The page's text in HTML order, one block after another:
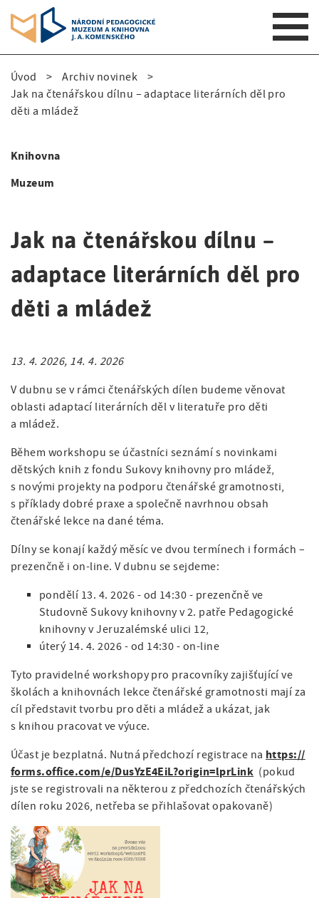
D
r
k
o
v
v
i
g
a
c
e
Úvod
Archiv novinek
Jak na čtenářskou dílnu – adaptace literárních děl pro
děti a mládež
Jak na čtenářskou dílnu –
adaptace literárních děl pro
děti a mládež
13. 4. 2026, 14. 4. 2026
V dubnu se v rámci čtenářských dílen budeme věnovat
oblasti adaptací literárních děl v literatuře pro děti
a mládež.
Během workshopu se účastníci seznámí s novinkami
dětských knih z fondu Sukovy knihovny pro mládež,
s novými projekty na podporu čtenářské gramotnosti,
s příklady dobré praxe a společně navrhnou obsah
čtenářské lekce na dané téma.
Dílny se konají každý měsíc ve dvou termínech i formách –
prezenčně i on-line. V dubnu se sejdeme:
pondělí 13. 4. 2026 - od 14:30 - prezenčně ve
Studovně Sukovy knihovny v 2. patře Pedagogické
knihovny v Jeruzalémské ulici 12,
úterý 14. 4. 2026 - od 14:30 - on-line
Tyto pravidelné workshopy pro pracovníky zajišťující ve
školách a knihovnách lekce čtenářské gramotnosti mají za
cíl představit tvorbu pro děti a mládež a ukázat, jak
s knihou pracovat ve výuce.
Účast je bezplatná. Nutná předchozí registrace na https://
forms.office.com/e/DusYzE4EiL?origin=lprLink (pokud
jste se registrovali na některou z předchozích čtenářských
dílen roku 2026, netřeba se přihlašovat opakovaně)
e
n
a
v
a
t
i
o
n
Knihovna
Muzeum